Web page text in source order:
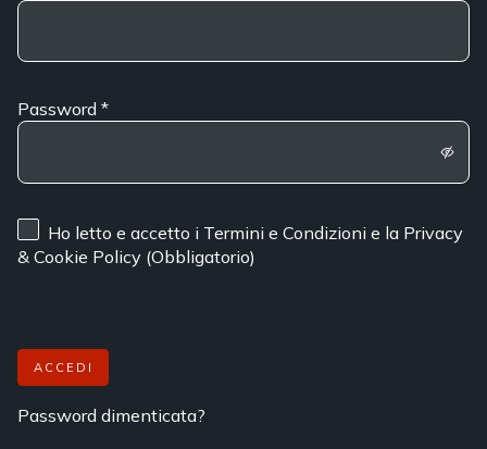
Password*
Ho letto e accetto i Termini e Condizioni e la Privacy
& Cookie Policy (Obbligatorio)
ACCEDI
Password dimenticata?